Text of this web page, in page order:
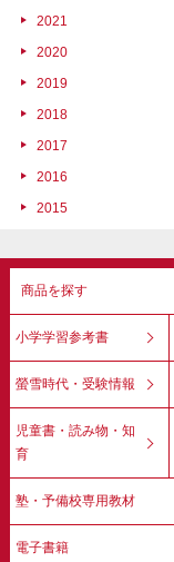
2021
2020
2019
2018
2017
2016
2015
商品を探す
小学学習参考書
螢雪時代・受験情報
児童書・読み物・知
育
塾・予備校専用教材
電子書籍